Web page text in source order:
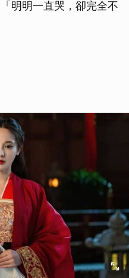
明明一直哭，卻完全不